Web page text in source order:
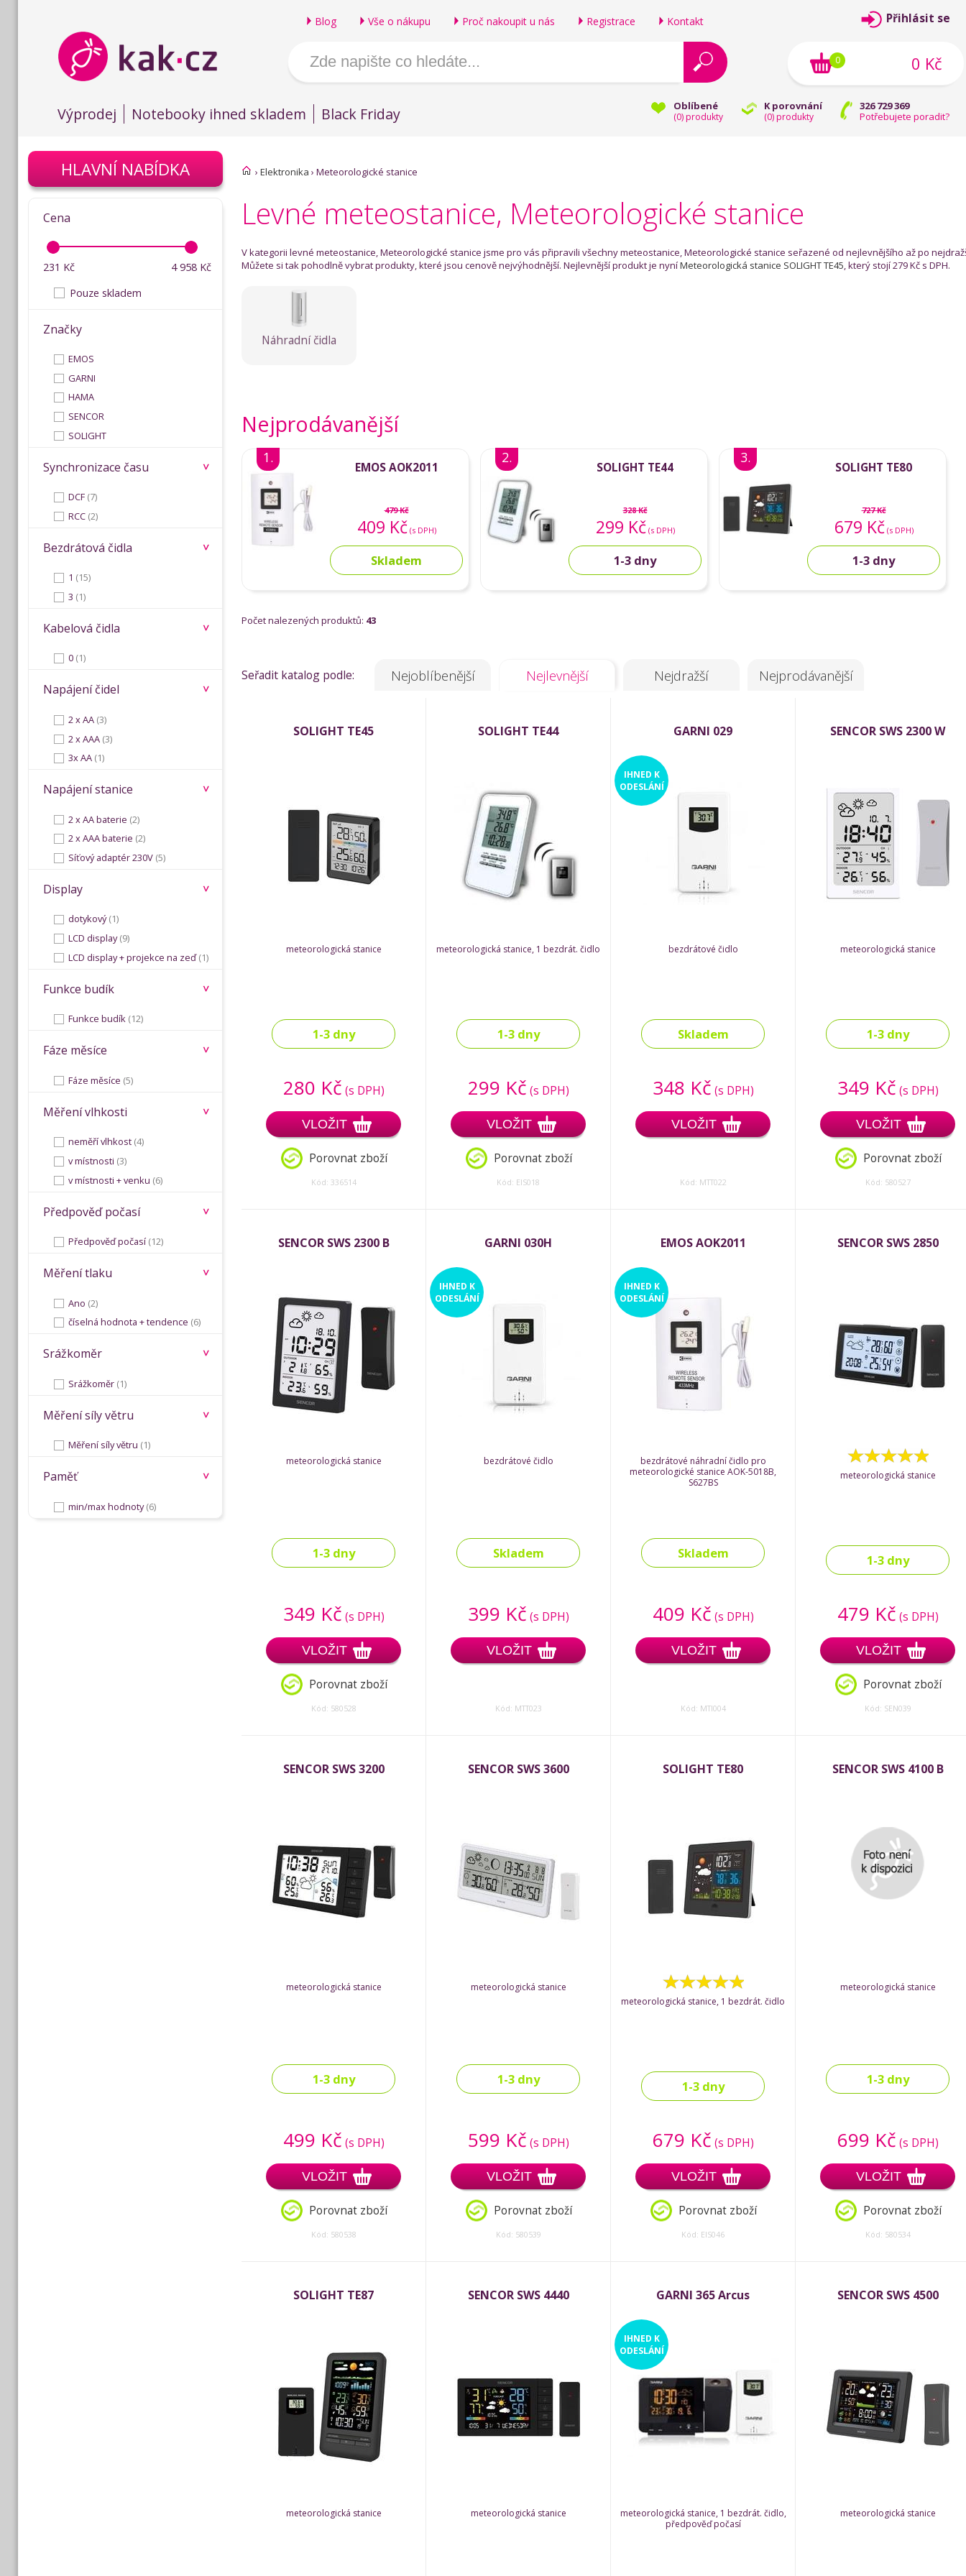
Blog Vše o nákupu Proč nakoupit u nás Registrace Kontakt
Oblíbené
(0) produkty
K porovnání
(0) produkty
326 729 369
Potřebujete poradit?
Výprodej Notebooky ihned skladem Black Friday
Přihlásit se
0 Kč
0
› Elektronika › Meteorologické stanice
Levné meteostanice, Meteorologické stanice
V kategorii levné meteostanice, Meteorologické stanice jsme pro vás připravili všechny meteostanice, Meteorologické stanice seřazené od nejlevnějšího až po
Můžete si tak pohodlně vybrat produkty, které jsou cenově nejvýhodnější. Nejlevnější produkt je nyníMeteorologická stanice SOLIGHT TE45, který stojí 279 Kč s DPH.
Náhradní čidla
Nejprodávanější
1.
EMOS AOK2011
479 Kč
409 Kč(s DPH)
Skladem
2.
SOLIGHT TE44
328 Kč
299 Kč(s DPH)
1-3 dny
3.
SOLIGHT TE80
727 Kč
679 Kč(s DPH)
1-3 dny
Počet nalezených produktů: 43
Seřadit katalog podle: Nejoblíbenější Nejlevnější Nejdražší Nejprodávanější
SOLIGHT TE45
meteorologická stanice
1-3 dny
280 Kč (s DPH)
VLOŽIT
Porovnat zboží
Kód: 336514
SOLIGHT TE44
meteorologická stanice, 1 bezdrát. čidlo
1-3 dny
299 Kč (s DPH)
VLOŽIT
Porovnat zboží
Kód: EIS018
GARNI 029
bezdrátové čidlo
IHNED K
ODESLÁNÍ
Skladem
348 Kč (s DPH)
VLOŽIT
Kód: MTT022
SENCOR SWS 2300 W
meteorologická stanice
1-3 dny
349 Kč (s DPH)
VLOŽIT
Porovnat zboží
Kód: 580527
SENCOR SWS 2300 B
meteorologická stanice
1-3 dny
349 Kč (s DPH)
VLOŽIT
Porovnat zboží
Kód: 580528
GARNI 030H
bezdrátové čidlo
IHNED K
ODESLÁNÍ
Skladem
399 Kč (s DPH)
VLOŽIT
Kód: MTT023
EMOS AOK2011
bezdrátové náhradní čidlo pro
meteorologické stanice AOK-5018B,
S627BS
IHNED K
ODESLÁNÍ
Skladem
409 Kč (s DPH)
VLOŽIT
Kód: MTI004
SENCOR SWS 2850
meteorologická stanice
1-3 dny
479 Kč (s DPH)
VLOŽIT
Porovnat zboží
Kód: SEN039
SENCOR SWS 3200
meteorologická stanice
1-3 dny
499 Kč (s DPH)
VLOŽIT
Porovnat zboží
Kód: 580538
SENCOR SWS 3600
meteorologická stanice
1-3 dny
599 Kč (s DPH)
VLOŽIT
Porovnat zboží
Kód: 580539
SOLIGHT TE80
meteorologická stanice, 1 bezdrát. čidlo
1-3 dny
679 Kč (s DPH)
VLOŽIT
Porovnat zboží
Kód: EIS046
SENCOR SWS 4100 B
meteorologická stanice
1-3 dny
699 Kč (s DPH)
VLOŽIT
Porovnat zboží
Kód: 580534
SOLIGHT TE87
meteorologická stanice
SENCOR SWS 4440
meteorologická stanice
GARNI 365 Arcus
meteorologická stanice, 1 bezdrát. čidlo,
předpověď počasí
IHNED K
ODESLÁNÍ
SENCOR SWS 4500
meteorologická stanice
HLAVNÍ NABÍDKA
Cena
231 Kč 4 958 Kč
Pouze skladem
Značky
EMOS
GARNI
HAMA
SENCOR
SOLIGHT
Synchronizace času
DCF (7)
RCC (2)
Bezdrátová čidla
1 (15)
3 (1)
Kabelová čidla
0 (1)
Napájení čidel
2 x AA (3)
2 x AAA (3)
3x AA (1)
Napájení stanice
2 x AA baterie (2)
2 x AAA baterie (2)
Síťový adaptér 230V (5)
Display
dotykový(1)
LCD display(9)
LCD display + projekce na zeď(1)
Funkce budík
Funkce budík (12)
Fáze měsíce
Fáze měsíce (5)
Měření vlhkosti
neměří vlhkost (4)
v místnosti (3)
v místnosti + venku (6)
Předpověď počasí
Předpověď počasí (12)
Měření tlaku
Ano (2)
číselná hodnota + tendence (6)
Srážkoměr
Srážkoměr (1)
Měření síly větru
Měření síly větru (1)
Paměť
min/max hodnoty(6)